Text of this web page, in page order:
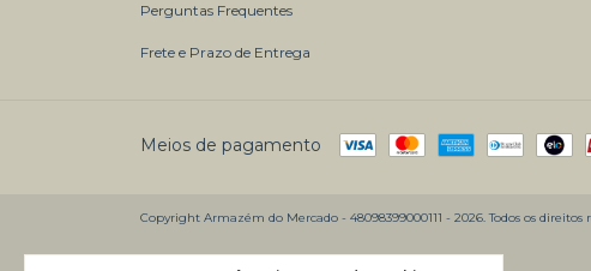
Perguntas Frequentes
Frete e Prazo de Entrega
Meios de pagamento
Copyright Armazém do Mercado - 48098399000111 - 2026. Todos os direitos